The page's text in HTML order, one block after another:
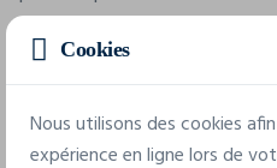
Cookies
Nous utilisons des cookies
expérience en ligne lors de